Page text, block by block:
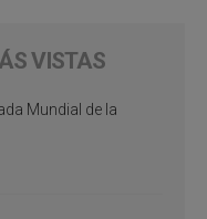
VISTAS
Mundial de la